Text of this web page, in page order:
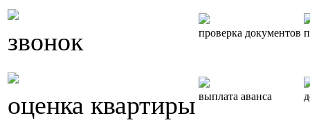
звонок проверка документов
оценка квартиры выплата аванса